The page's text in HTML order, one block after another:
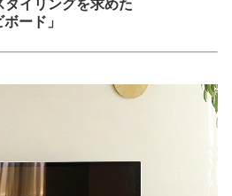
タイリングを求めた
ード」